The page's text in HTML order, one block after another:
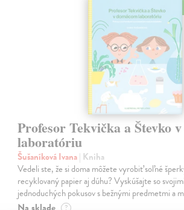
Profesor Tekvička a Števko
laboratóriu
Šušaníková Ivana| Kniha
Vedeli ste, že si doma môžete vyrobiť soľné
recyklovaný papier aj dúhu? Vyskúšajte so
jednoduchých pokusov s bežnými predmetmi a
?